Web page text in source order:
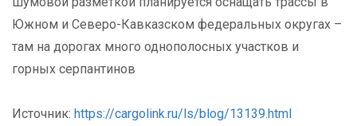
Южном и Северо-Кавказском федеральных округах –
там на дорогах много однополосных участков и
горных серпантинов
Источник: https://cargolink.ru/ls/blog/13139.html